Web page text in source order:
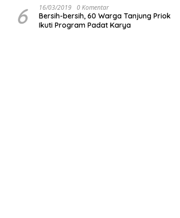
6 16/03/2019 0 Komentar
Bersih-bersih, 60 Warga Tanjung Priok
Ikuti Program Padat Karya